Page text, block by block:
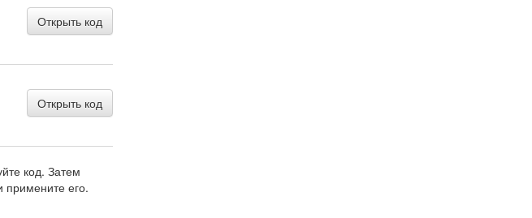
Открыть код
Открыть код
код. Затем
примените его.